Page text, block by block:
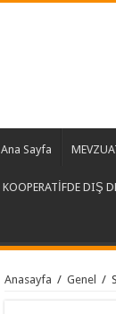
Ana Sayfa
KOOPERATİFDE DIŞ
Anasayfa / Genel /